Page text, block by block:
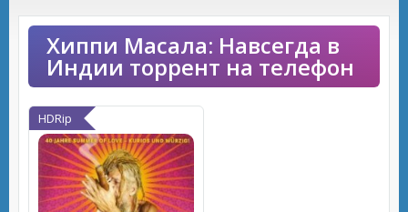
Хиппи Масала: Навсегда в
Индии торрент на телефон
HDRip